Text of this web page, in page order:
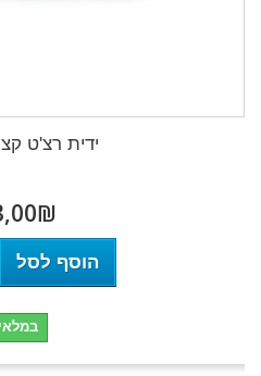
ידית רצ'ט
₪‎63,00
הוסף לסל
במלאי